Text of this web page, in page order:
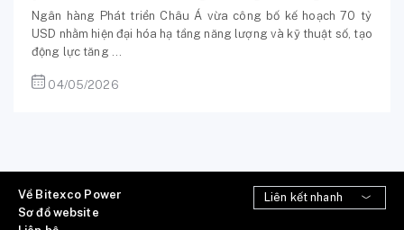
Ngân hàng Phát triển Châu Á vừa công bố kế hoạch 70 tỷ
USD nhằm hiện đại hóa hạ tầng năng lượng và kỹ thuật số, tạo
động lực tăng ...
04/05/2026
Về Bitexco Power
Sơ đồ website